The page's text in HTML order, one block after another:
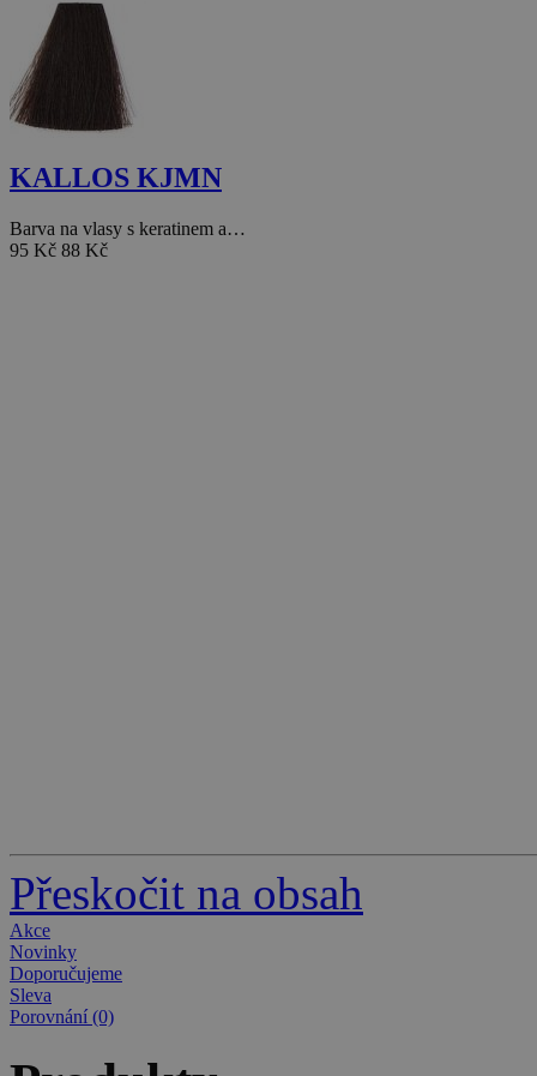
KALLOS KJMN
Barva na vlasy s keratinem a…
95 Kč 88 Kč
Přeskočit na obsah
Akce
Novinky
Doporučujeme
Sleva
Porovnání (0)